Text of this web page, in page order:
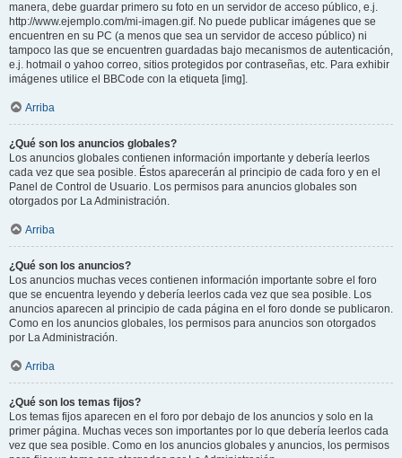
manera, debe guardar primero su foto en un servidor de acceso público, e.j.
http://www.ejemplo.com/mi-imagen.gif. No puede publicar imágenes que se
encuentren en su PC (a menos que sea un servidor de acceso público) ni
tampoco las que se encuentren guardadas bajo mecanismos de autenticación,
e.j. hotmail o yahoo correo, sitios protegidos por contraseñas, etc. Para exhibir
imágenes utilice el BBCode con la etiqueta [img].
Arriba
¿Qué son los anuncios globales?
Los anuncios globales contienen información importante y debería leerlos
cada vez que sea posible. Éstos aparecerán al principio de cada foro y en el
Panel de Control de Usuario. Los permisos para anuncios globales son
otorgados por La Administración.
Arriba
¿Qué son los anuncios?
Los anuncios muchas veces contienen información importante sobre el foro
que se encuentra leyendo y debería leerlos cada vez que sea posible. Los
anuncios aparecen al principio de cada página en el foro donde se publicaron.
Como en los anuncios globales, los permisos para anuncios son otorgados
por La Administración.
Arriba
¿Qué son los temas fijos?
Los temas fijos aparecen en el foro por debajo de los anuncios y solo en la
primer página. Muchas veces son importantes por lo que debería leerlos cada
vez que sea posible. Como en los anuncios globales y anuncios, los permisos